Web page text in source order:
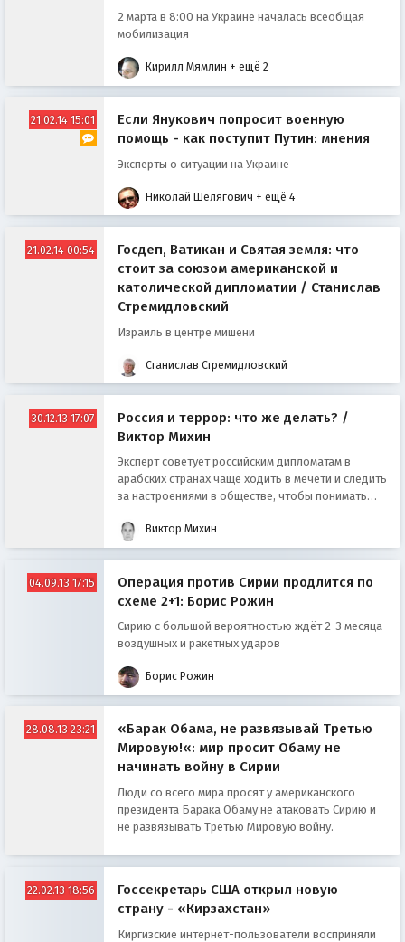
2 марта в 8:00 на Украине началась всеобщая
мобилизация
Кирилл Мямлин + ещё 2
21.02.14 15:01
Если Янукович попросит военную
помощь - как поступит Путин: мнения
Эксперты о ситуации на Украине
Николай Шелягович + ещё 4
21.02.14 00:54
Госдеп, Ватикан и Святая земля: что
стоит за союзом американской и
католической дипломатии / Станислав
Стремидловский
Израиль в центре мишени
Станислав Стремидловский
30.12.13 17:07
Россия и террор: что же делать? /
Виктор Михин
Эксперт советует российским дипломатам в
арабских странах чаще ходить в мечети и следить
за настроениями в обществе, чтобы понимать
Виктор Михин
04.09.13 17:15
Операция против Сирии продлится по
схеме 2+1: Борис Рожин
Сирию с большой вероятностью ждёт 2-3 месяца
воздушных и ракетных ударов
Борис Рожин
28.08.13 23:21
«Барак Обама, не развязывай Третью
Мировую!«: мир просит Обаму не
начинать войну в Сирии
Люди со всего мира просят у американского
президента Барака Обаму не атаковать Сирию и
не развязывать Третью Мировую войну.
22.02.13 18:56
Госсекретарь США открыл новую
страну - «Кирзахстан»
Киргизские интернет-пользователи восприняли